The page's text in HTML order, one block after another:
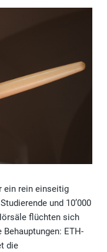
ein rein einseitig
und 10’000
flüchten sich
ETH-
die